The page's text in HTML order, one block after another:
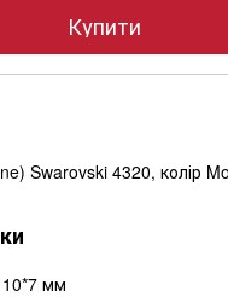
Купити
Swarovski 4320, колір
10*7 мм